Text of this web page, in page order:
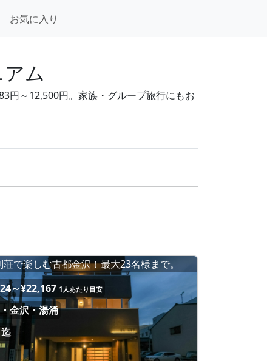
お気に入り
ム
円～12,500円。家族・グループ旅行にもお
荘で楽しむ古都金沢！最大23名様まで。
～¥22,167 1人あたり目安
金沢・湯涌